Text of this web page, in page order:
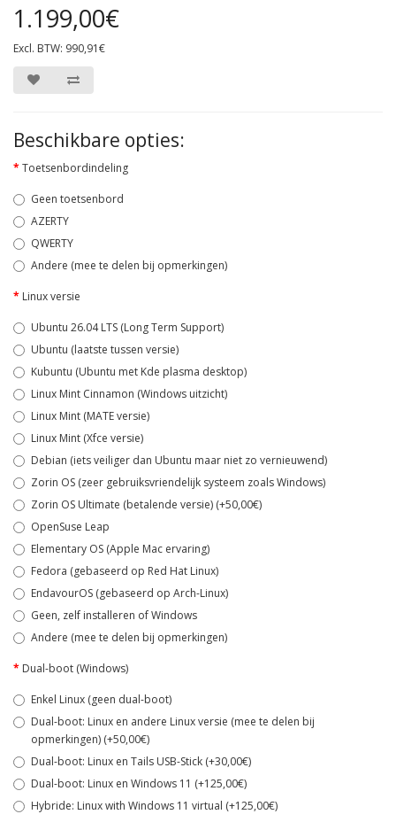
1.199,00€
Excl. BTW: 990,91€
Beschikbare opties:
Toetsenbordindeling
Geen toetsenbord
AZERTY
QWERTY
Andere (mee te delen bij opmerkingen)
Linux versie
Ubuntu 26.04 LTS (Long Term Support)
Ubuntu (laatste tussen versie)
Kubuntu (Ubuntu met Kde plasma desktop)
Linux Mint Cinnamon (Windows uitzicht)
Linux Mint (MATE versie)
Linux Mint (Xfce versie)
Debian (iets veiliger dan Ubuntu maar niet zo vernieuwend)
Zorin OS (zeer gebruiksvriendelijk systeem zoals Windows)
Zorin OS Ultimate (betalende versie) (+50,00€)
OpenSuse Leap
Elementary OS (Apple Mac ervaring)
Fedora (gebaseerd op Red Hat Linux)
EndavourOS (gebaseerd op Arch-Linux)
Geen, zelf installeren of Windows
Andere (mee te delen bij opmerkingen)
Dual-boot (Windows)
Enkel Linux (geen dual-boot)
Dual-boot: Linux en andere Linux versie (mee te delen bij
opmerkingen) (+50,00€)
Dual-boot: Linux en Tails USB-Stick (+30,00€)
Dual-boot: Linux en Windows 11 (+125,00€)
Hybride: Linux with Windows 11 virtual (+125,00€)